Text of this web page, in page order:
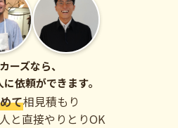
ーズなら、
依頼ができます。
て相見積もり
と直接やりとりOK